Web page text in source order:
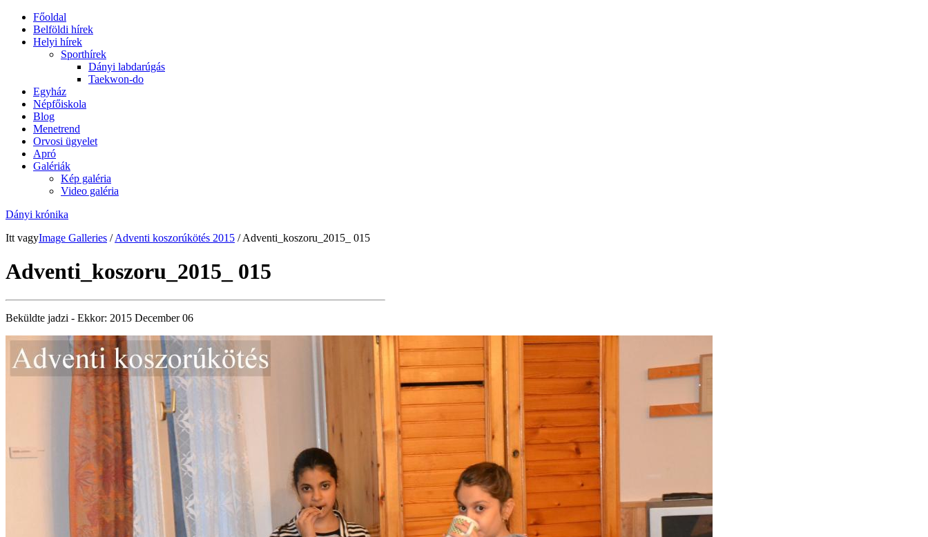
Főoldal
Belföldi hírek
Helyi hírek
Sporthírek
Dányi labdarúgás
Taekwon-do
Egyház
Népfőiskola
Blog
Menetrend
Orvosi ügyelet
Apró
Galériák
Kép galéria
Video galéria
Dányi krónika
Itt vagyImage Galleries /Adventi koszorúkötés 2015 / Adventi_koszoru_2015_ 015
Adventi_koszoru_2015_ 015
Beküldte jadzi - Ekkor: 2015 December 06